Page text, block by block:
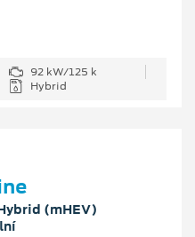
92 kW/125 k
Hybrid
(mHEV)